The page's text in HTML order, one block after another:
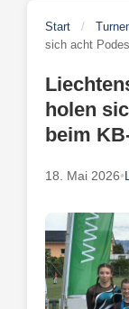
Start /
sich acht
holen
beim
18. Mai 2026•